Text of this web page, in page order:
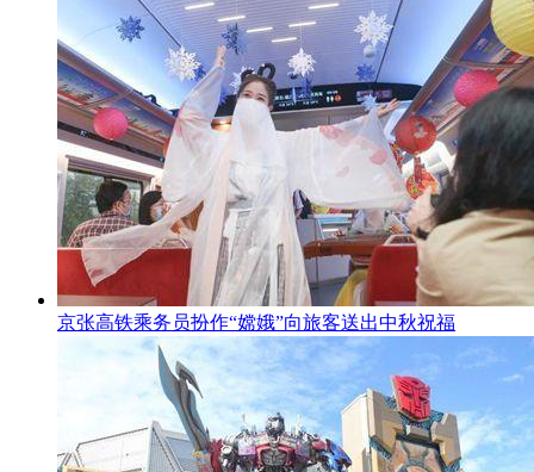
京张高铁乘务员扮作“嫦娥”向旅客送出中秋祝福